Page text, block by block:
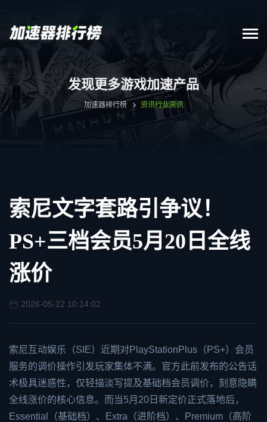
发现更多游戏加速产品
加速器排行榜 资讯行业资讯
索尼文字套路引争议！
PS+三档会员5月20日全线
涨价
2026-05-22 10:14:02
索尼互动娱乐（SIE）近期对PlayStationPlus（PS+）会员
服务的调价操作引发玩家集体不满。官方此前发布的公告话
术极具迷惑性，仅轻描淡写提及基础档会员调价，刻意隐瞒
全线涨价的核心信息。而当5月20日新定价正式落地后，
Essential（基础档）、Extra（进阶档）、Premium（高阶